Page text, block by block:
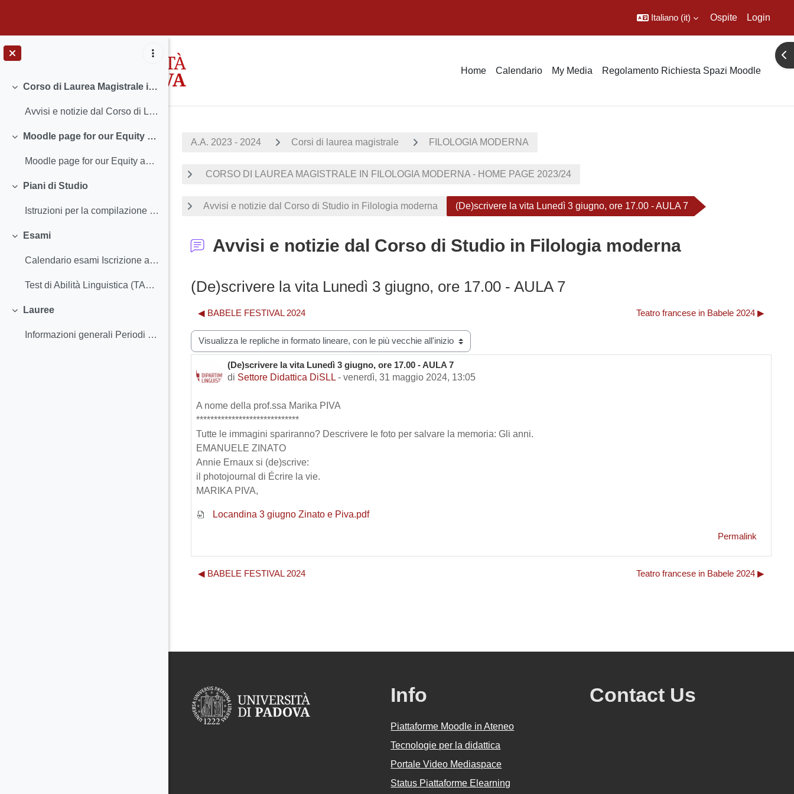
Italiano ‎(it)‎ Ospite Login
Home Calendario My Media Regolamento Richiesta Spazi Moodle
Minimizza
Corso di Laurea Magistrale in Filologia moderna
Avvisi e notizie dal Corso di Laurea Insegnamenti...
Minimizza
Moodle page for our Equity and Diversity Commission
Moodle page for our Equity and Diversity Commissio...
Minimizza
Piani di Studio
Istruzioni per la compilazione e scadenze Classi a...
Minimizza
Esami
Calendario esami Iscrizione agli esami e Registra...
Test di Abilità Linguistica (TAL B2)
Minimizza
Lauree
Informazioni generali Periodi e scadenze - Calenda...
A.A. 2023 - 2024 Corsi di laurea magistrale FILOLOGIA MODERNA
CORSO DI LAUREA MAGISTRALE IN FILOLOGIA MODERNA - HOME PAGE 2023/24
Avvisi e notizie dal Corso di Studio in Filologia moderna (De)scrivere la vita Lunedì 3 giugno, ore 17.00 - AULA 7
Avvisi e notizie dal Corso di Studio in Filologia moderna
(De)scrivere la vita Lunedì 3 giugno, ore 17.00 - AULA 7
◀︎ BABELE FESTIVAL 2024 Teatro francese in Babele 2024 ▶︎
Modalità visualizzazione
(De)scrivere la vita Lunedì 3 giugno, ore 17.00 - AULA 7
di Settore Didattica DiSLL - venerdì, 31 maggio 2024, 13:05
Numero di risposte: 0
A nome della prof.ssa Marika PIVA
*****************************
Tutte le immagini spariranno? Descrivere le foto per salvare la memoria: Gli anni.
EMANUELE ZINATO
Annie Ernaux si (de)scrive:
il photojournal di Écrire la vie.
MARIKA PIVA,
Locandina 3 giugno Zinato e Piva.pdf
Permalink
◀︎ BABELE FESTIVAL 2024 Teatro francese in Babele 2024 ▶︎
Info
Piattaforme Moodle in Ateneo
Tecnologie per la didattica
Portale Video Mediaspace
Status Piattaforme Elearning
Contact Us